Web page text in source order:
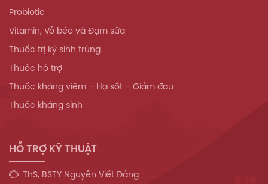
Probiotic
Vitamin, Vỗ béo và Đạm sữa
Thuốc trị ký sinh trùng
Thuốc hỗ trợ
Thuốc kháng viêm – Hạ sốt – Giảm đau
Thuốc kháng sinh
HỖ TRỢ KỸ THUẬT
ThS, BSTY Nguyễn Viết Đảng